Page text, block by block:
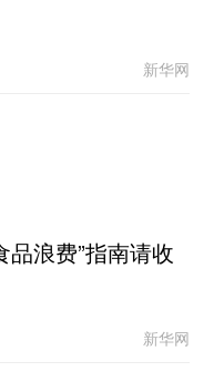
新华网
品浪费”指南请收
新华网